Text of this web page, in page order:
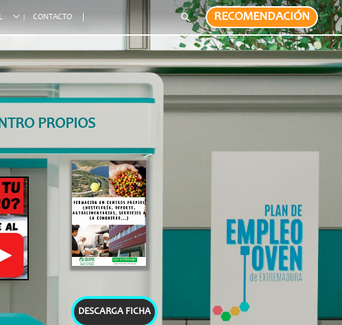
CONTACTO Buscar RECOMENDACIÓN
PROPIOS
DESCARGA FICHA